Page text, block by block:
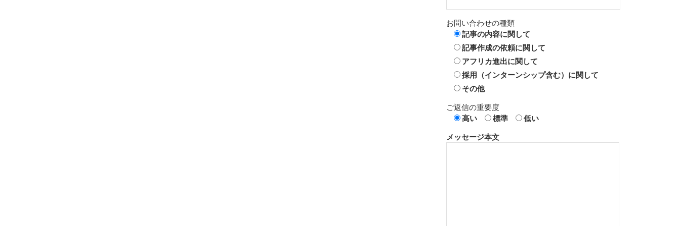
お問い合わせの種類
記事の内容に関して
記事作成の依頼に関して
アフリカ進出に関して
採用（インターンシップ含む）に関して
その他
ご返信の重要度
高い
標準 低い
メッセージ本文